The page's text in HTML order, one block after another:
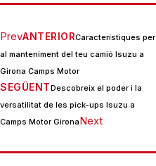
PrevANTERIORCaracterístiques per
al manteniment del teu camió Isuzu a
Girona Camps Motor
SEGÜENTDescobreix el poder i la
versatilitat de les pick-ups Isuzu a
Camps Motor GironaNext